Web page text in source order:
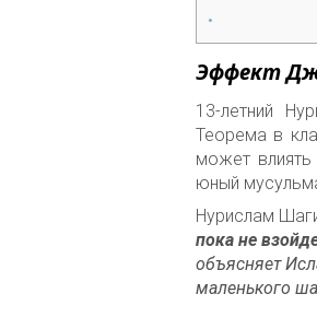
Эффект
13-летний
Теорема в
может
юный
Нурислам
пока не
объясняет
маленького